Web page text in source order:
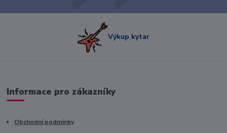
Výkup kytar
Informace pro zákazníky
Obchodní podmínky